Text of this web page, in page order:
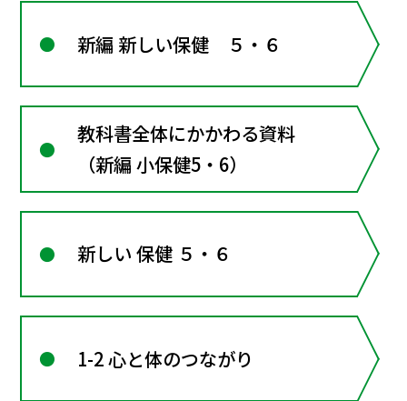
新編 新しい保健 ５・６
教科書全体にかかわる資料
（新編 小保健5・6）
新しい 保健 ５・６
1-2 心と体のつながり